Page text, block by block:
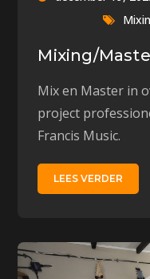
Mixing/
Mix en Master in
project
Francis Music.
LEES VERDER